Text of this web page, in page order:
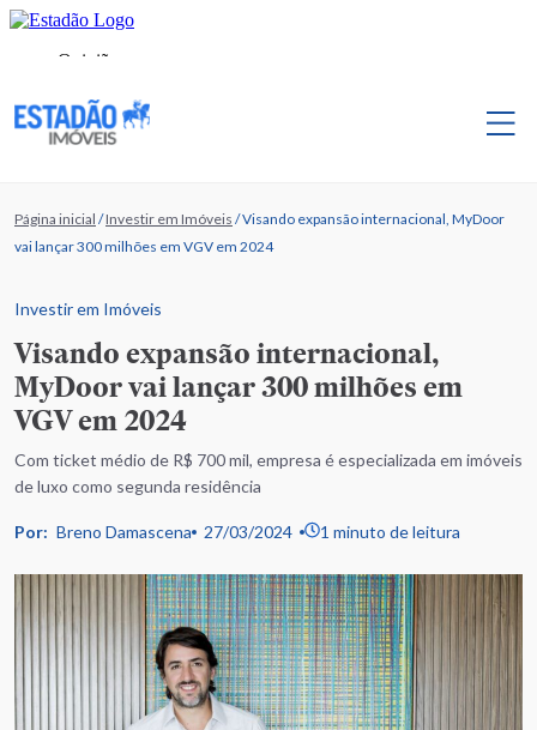
Página inicial /Investir em Imóveis /Visando expansão internacional, MyDoor
vai lançar 300 milhões em VGV em 2024
Investir em Imóveis
Visando expansão internacional,
MyDoor vai lançar 300 milhões em
VGV em 2024
Com ticket médio de R$ 700 mil, empresa é especializada em imóveis
de luxo como segunda residência
Por: Breno Damascena 27/03/2024 1 minuto de leitura